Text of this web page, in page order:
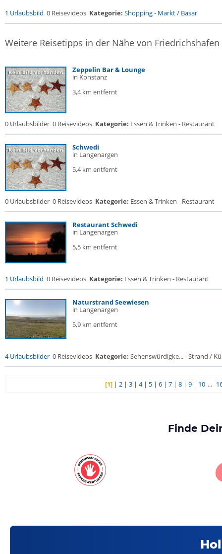
1 Urlaubsbild 0 Reisevideos Kategorie: Shopping- Markt / Basar
Weitere Reisetipps in der Nähe von Friedrichshafen
Zeppelin Bar & Lounge
in Konstanz
3,4 km entfernt
0 Urlaubsbilder 0 Reisevideos Kategorie: Essen & Trinken - Restaurant
Schwedi
in Langenargen
5,4 km entfernt
0 Urlaubsbilder 0 Reisevideos Kategorie: Essen & Trinken - Restaurant
Restaurant Schwedi
in Langenargen
5,5 km entfernt
1 Urlaubsbild 0 Reisevideos Kategorie: Essen & Trinken - Restaurant
Naturstrand Seewiesen
in Langenargen
5,9 km entfernt
4 Urlaubsbilder 0 Reisevideos Kategorie: Sehenswürdigke... - Strand /
[1]| 2| 3| 4| 5| 6| 7| 8| 9| 10 ...
Finde